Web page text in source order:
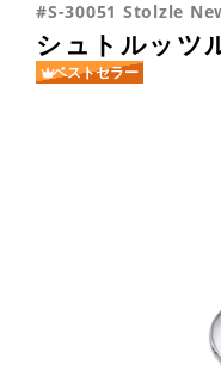
#S-30051 Stolzle
シュトルッツ
ベストセラー